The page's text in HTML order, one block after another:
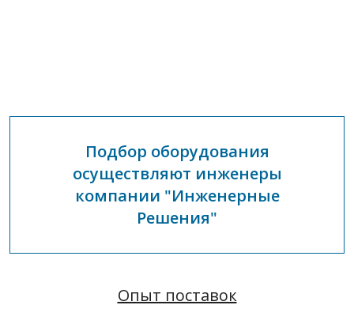
Подбор оборудования
осуществляют инженеры
компании "Инженерные
Решения"
Опыт поставок